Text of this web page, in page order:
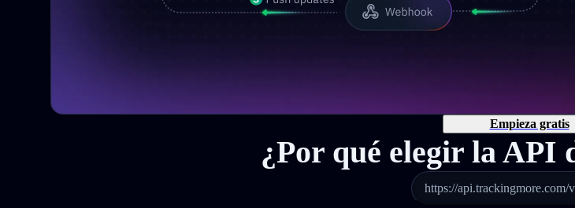
Empieza gratis
¿Por qué elegir la API
https://api.trackingmore.com/